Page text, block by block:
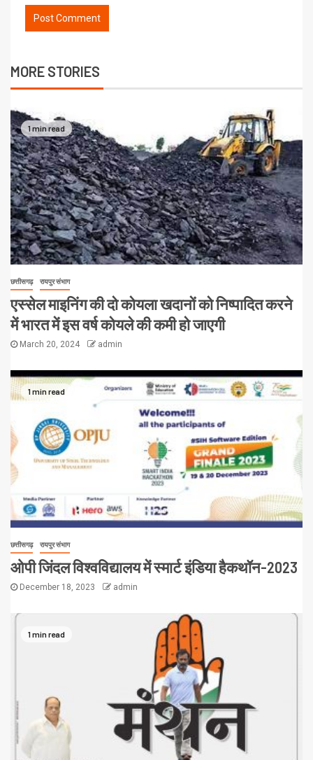
MORE STORIES
1 min read
छत्तीसगढ़ रायपुर संभाग
एस्सेल माइनिंग की दो कोयला खदानों को निष्पादित करने
में भारत में इस वर्ष कोयले की कमी हो जाएगी
March 20, 2024 admin
1 min read
छत्तीसगढ़ रायपुर संभाग
ओपी जिंदल विश्वविद्यालय में स्मार्ट इंडिया हैकथॉन-2023
December 18, 2023 admin
1 min read